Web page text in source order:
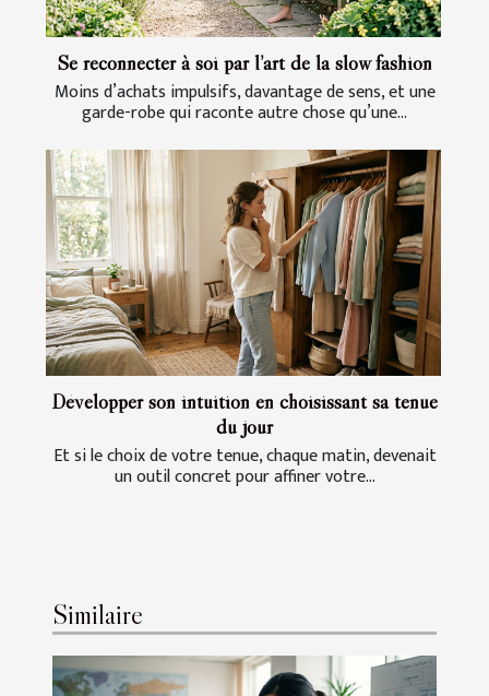
Se reconnecter à soi par l’art de la slow fashion
Moins d’achats impulsifs, davantage de sens, et une
garde-robe qui raconte autre chose qu’une...
Développer son intuition en choisissant sa tenue
du jour
Et si le choix de votre tenue, chaque matin, devenait
un outil concret pour affiner votre...
Similaire